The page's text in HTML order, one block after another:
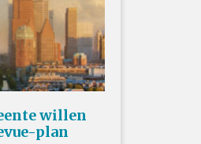
willen
plan